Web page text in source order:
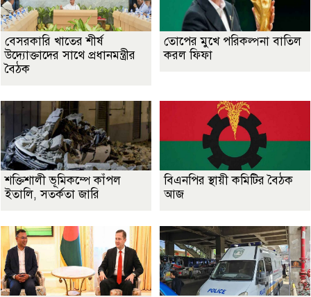
বেসরকারি খাতের শীর্ষ
উদ্যোক্তাদের সাথে প্রধানমন্ত্রীর
বৈঠক
তোপের মুখে পরিকল্পনা বাতিল
করল ফিফা
শক্তিশালী ভূমিকম্পে কাঁপল
ইতালি, সতর্কতা জারি
বিএনপির স্থায়ী কমিটির বৈঠক
আজ